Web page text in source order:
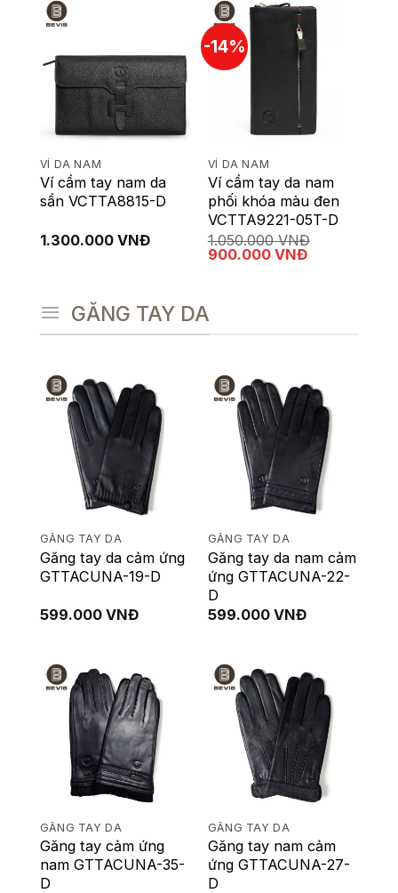
300.000 VNĐ.
VÍ DA NAM
Ví cầm tay nam da
sần VCTTA8815-D
1.300.000 VNĐ
-14%
VÍ DA NAM
Ví cầm tay da nam
phối khóa màu đen
VCTTA9221-05T-D
1.050.000VNĐ
Giá
900.000 VNĐGiá
GĂNG TAY DA
GĂNG TAY DA
Găng tay da cảm ứng
GTTACUNA-19-D
599.000 VNĐ
GĂNG TAY DA
Găng tay da nam cảm
ứng GTTACUNA-22-
D
599.000 VNĐ
GĂNG TAY DA
Găng tay cảm ứng
nam GTTACUNA-35-
D
GĂNG TAY DA
Găng tay nam cảm
ứng GTTACUNA-27-
D